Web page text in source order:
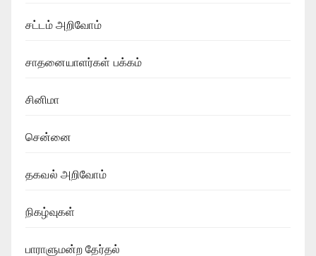
சட்டம் அறிவோம்
சாதனையாளர்கள் பக்கம்
சினிமா
சென்னை
தகவல் அறிவோம்
நிகழ்வுகள்
பாராளுமன்ற தேர்தல்